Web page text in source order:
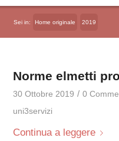
Sei in: Home originale 2019
Norme elmetti
30 Ottobre 2019 / 0
uni3servizi
Continua a leggere